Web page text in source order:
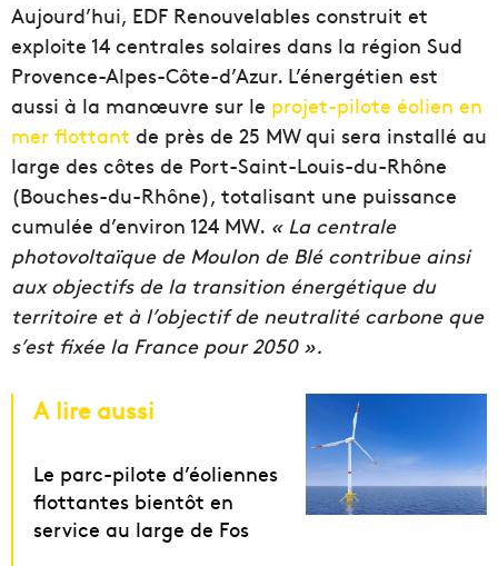
Aujourd’hui, EDF Renouvelables construit et
exploite 14 centrales solaires dans la région Sud
Provence-Alpes-Côte-d’Azur. L’énergétien est
aussi à la manœuvre sur le projet-pilote éolien en
mer flottant de près de 25 MW qui sera installé au
large des côtes de Port-Saint-Louis-du-Rhône
(Bouches-du-Rhône), totalisant une puissance
cumulée d’environ 124 MW. « La centrale
photovoltaïque de Moulon de Blé contribue ainsi
aux objectifs de la transition énergétique du
territoire et à l’objectif de neutralité carbone que
s’est fixée la France pour 2050 ».
A lire aussi
Le parc-pilote d’éoliennes
flottantes bientôt en
service au large de Fos